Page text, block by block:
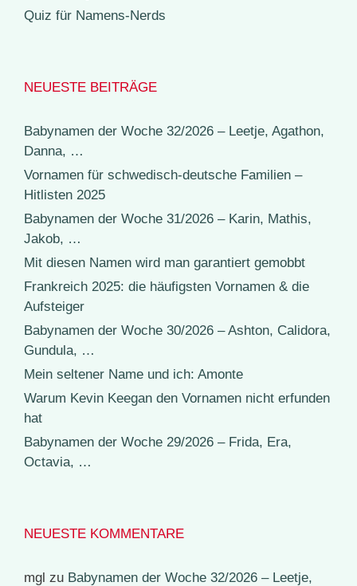
Quiz für Namens-Nerds
NEUESTE BEITRÄGE
Babynamen der Woche 32/2026 – Leetje, Agathon,
Danna, …
Vornamen für schwedisch-deutsche Familien –
Hitlisten 2025
Babynamen der Woche 31/2026 – Karin, Mathis,
Jakob, …
Mit diesen Namen wird man garantiert gemobbt
Frankreich 2025: die häufigsten Vornamen & die
Aufsteiger
Babynamen der Woche 30/2026 – Ashton, Calidora,
Gundula, …
Mein seltener Name und ich: Amonte
Warum Kevin Keegan den Vornamen nicht erfunden
hat
Babynamen der Woche 29/2026 – Frida, Era,
Octavia, …
NEUESTE KOMMENTARE
mgl zu Babynamen der Woche 32/2026 – Leetje,